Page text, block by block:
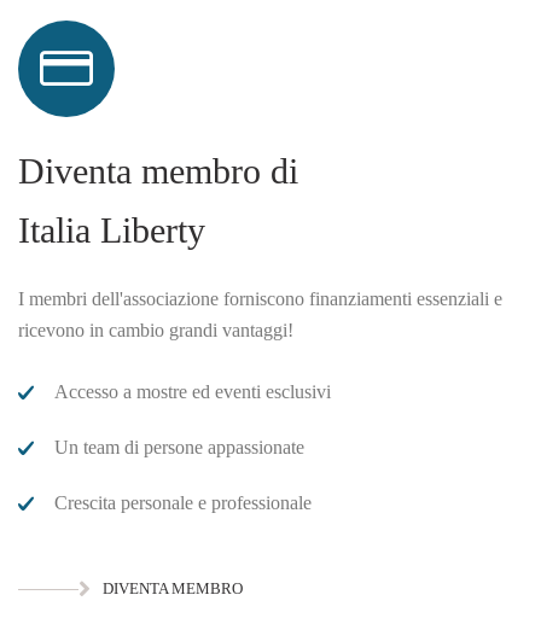
Diventa membro di
Italia Liberty
I membri dell'associazione forniscono finanziamenti essenziali e
ricevono in cambio grandi vantaggi!
Accesso a mostre ed eventi esclusivi
Un team di persone appassionate
Crescita personale e professionale
DIVENTA MEMBRO